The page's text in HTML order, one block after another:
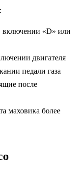
включении «D» или
двигателя
педали газа
после
маховика более